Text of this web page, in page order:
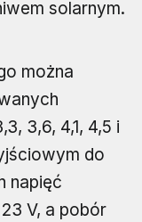
solarnym.
można
3,6, 4,1, 4,5 i
do
napięć
V, a pobór